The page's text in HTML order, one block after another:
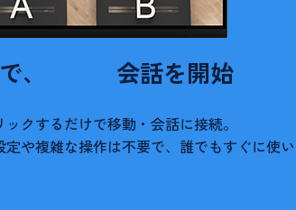
、 会話を開始
クするだけで移動・会話に接続。
定や複雑な操作は不要で、誰でもすぐに使い